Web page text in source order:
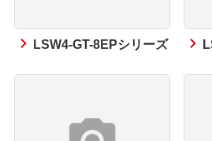
LSW4-GT-8EPシリーズ